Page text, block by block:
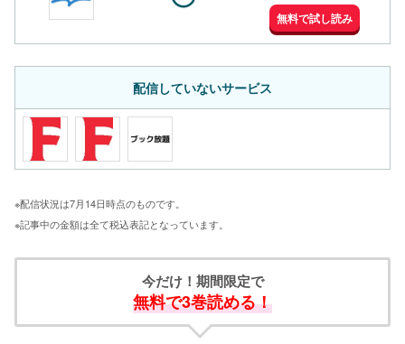
無料で試し読み
配信していないサービス
※配信状況は7月14日時点のものです。
※記事中の金額は全て税込表記となっています。
今だけ！期間限定で
無料で3巻読める！